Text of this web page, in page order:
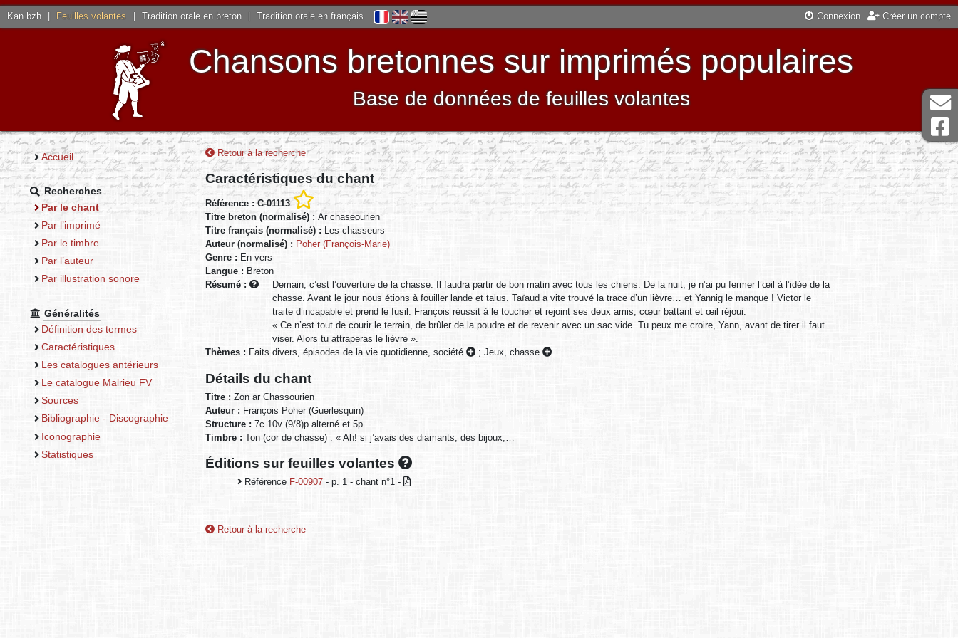
Kan.bzh Feuilles volantes Tradition orale en breton Tradition orale en français Connexion Créer un compte
Chansons bretonnes sur imprimés populaires
Base de données de feuilles volantes
Accueil
Recherches
Par le chant
Par l’imprimé
Par le timbre
Par l’auteur
Par illustration sonore
Généralités
Définition des termes
Caractéristiques
Les catalogues antérieurs
Le catalogue Malrieu FV
Sources
Bibliographie - Discographie
Iconographie
Statistiques
Retour à la recherche
Caractéristiques du chant
Référence : C-01113
Titre breton (normalisé) : Ar chaseourien
Titre français (normalisé) : Les chasseurs
Auteur (normalisé) : Poher (François-Marie)
Genre : En vers
Langue : Breton
Résumé :
Demain, c’est l’ouverture de la chasse. Il faudra partir de bon matin avec tous les chiens. De la nuit, je n’ai pu fermer l’œil à l’idée de la
chasse. Avant le jour nous étions à fouiller lande et talus. Taïaud a vite trouvé la trace d’un lièvre… et Yannig le manque ! Victor le
traite d’incapable et prend le fusil. François réussit à le toucher et rejoint ses deux amis, cœur battant et œil réjoui.
« Ce n’est tout de courir le terrain, de brûler de la poudre et de revenir avec un sac vide. Tu peux me croire, Yann, avant de tirer il faut
viser. Alors tu attraperas le lièvre ».
Thèmes : Faits divers, épisodes de la vie quotidienne, société ; Jeux, chasse
Détails du chant
Titre : Zon ar Chassourien
Auteur : François Poher (Guerlesquin)
Structure : 7c 10v (9/8)p alterné et 5p
Timbre : Ton (cor de chasse) : « Ah! si j’avais des diamants, des bijoux,…
Éditions sur feuilles volantes
Référence F-00907 - p. 1 - chant n°1 -
Retour à la recherche